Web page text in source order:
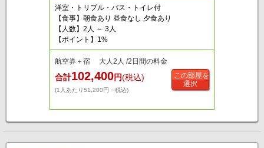
洋室・トリプル・バス・トイレ付
【食事】朝食あり 昼食なし 夕食あり
【人数】2人 ～ 3人
【ポイント】1%
航空券＋宿 大人2人 /2日間の料金
合計102,400円(税込)
(1人あたり51,200円・税込)
この部屋を
選択